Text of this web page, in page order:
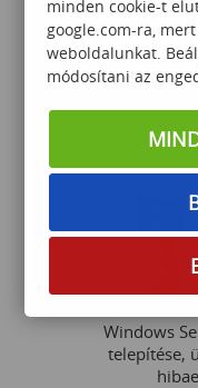
C#
Windows
telepítése,
minden cookie-t
google.com-ra,
weboldalunkat.
módosítani az